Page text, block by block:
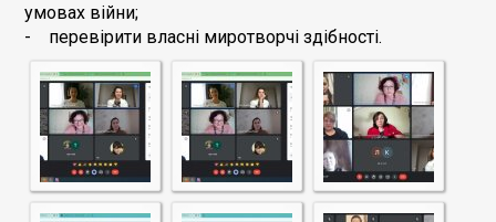
умовах війни;
- перевірити власні миротворчі здібності.